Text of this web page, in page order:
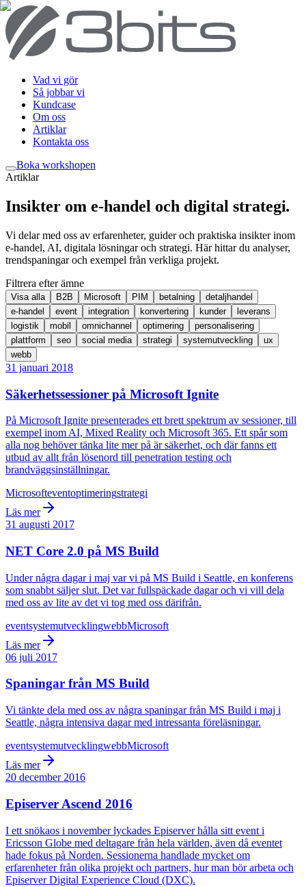
Vad vi gör
Så jobbar vi
Kundcase
Om oss
Artiklar
Kontakta oss
Boka workshopen
Artiklar
Insikter om e-handel och digital strategi.
Vi delar med oss av erfarenheter, guider och praktiska insikter inom
e-handel, AI, digitala lösningar och strategi. Här hittar du analyser,
trendspaningar och exempel från verkliga projekt.
Filtrera efter ämne
Visa alla B2B Microsoft PIM betalning
detaljhandel
e-handel
event integration konvertering kunder
leverans
logistik
mobil omnichannel optimering
personalisering
plattform
seo social media strategi systemutveckling
ux
webb
31 januari 2018
Säkerhetssessioner på Microsoft Ignite
På Microsoft Ignite presenterades ett brett spektrum av sessioner, till
exempel inom AI, Mixed Reality och Microsoft 365. Ett spår som
alla nog behöver tänka lite mer på är säkerhet, och där fanns ett
utbud av allt från lösenord till penetration testing och
brandväggsinställningar.
Microsofteventoptimeringstrategi
Läs mer
31 augusti 2017
NET Core 2.0 på MS Build
Under några dagar i maj var vi på MS Build i Seattle, en konferens
som snabbt säljer slut. Det var fullspäckade dagar och vi vill dela
med oss av lite av det vi tog med oss därifrån.
eventsystemutvecklingwebbMicrosoft
Läs mer
06 juli 2017
Spaningar från MS Build
Vi tänkte dela med oss av några spaningar från MS Build i maj i
Seattle, några intensiva dagar med intressanta föreläsningar.
eventsystemutvecklingwebbMicrosoft
Läs mer
20 december 2016
Episerver Ascend 2016
I ett snökaos i november lyckades Episerver hålla sitt event i
Ericsson Globe med deltagare från hela världen, även då eventet
hade fokus på Norden. Sessionerna handlade mycket om
erfarenheter från olika projekt och partners, hur man bör arbeta och
Episerver Digital Experience Cloud (DXC).